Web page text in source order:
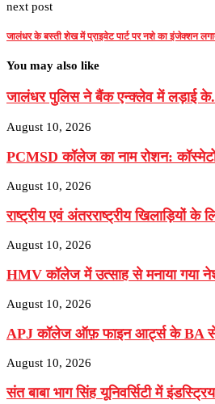
next post
जालंधर के बस्ती शेख में प्राइवेट पार्ट पर नशे का इंजेक्शन
You may also like
जालंधर पुलिस ने बैंक एन्क्लेव में लड़ाई
August 10, 2026
PCMSD कॉलेज का नाम रोशन:
August 10, 2026
राष्ट्रीय एवं अंतरराष्ट्रीय खिलाड़ियों के
August 10, 2026
HMV कॉलेज में उत्साह से मनाया गया
August 10, 2026
APJ कॉलेज ऑफ़ फाइन आर्ट्स के BA
August 10, 2026
संत बाबा भाग सिंह यूनिवर्सिटी में